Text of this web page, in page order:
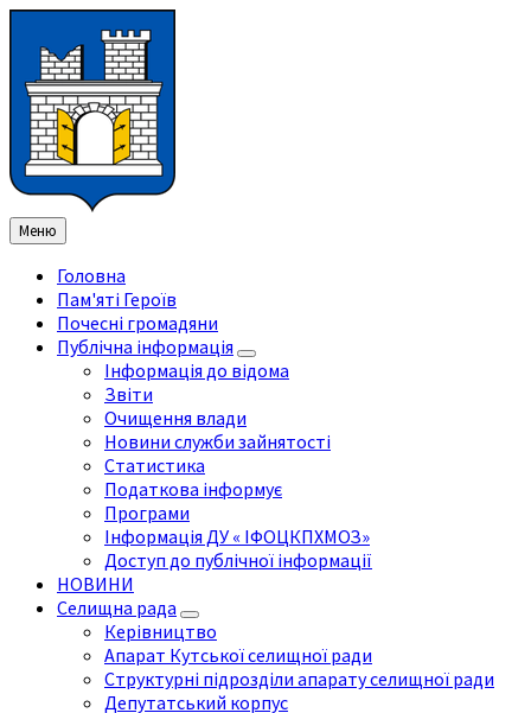
змісту
ліву
бічну
панель
праву
бічну
панель
нижнього
колонтитула
Меню
Головна
Пам'яті Героїв
Почесні громадяни
Публічна інформація
Інформація до відома
Звіти
Очищення влади
Новини служби зайнятості
Статистика
Податкова інформує
Програми
Інформація ДУ « ІФОЦКПХМОЗ»
Доступ до публічної інформації
НОВИНИ
Селищна рада
Керівництво
Апарат Кутської селищної ради
Структурні підрозділи апарату селищної ради
Депутатський корпус